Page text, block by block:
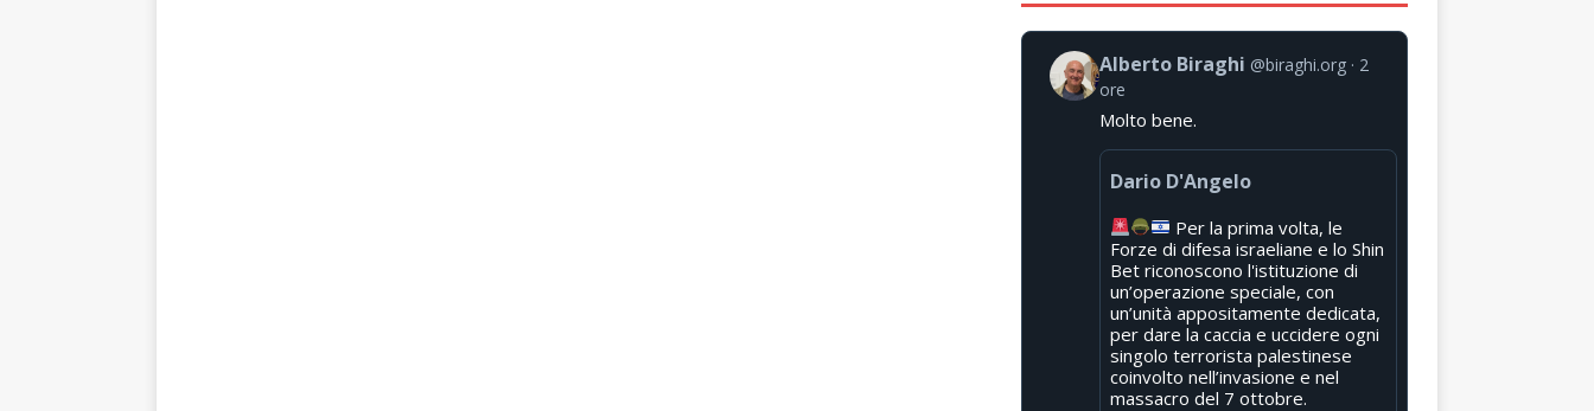
Alberto Biraghi @biraghi.org
2
ore
Molto bene.
Dario D'Angelo
Per la prima volta, le
Forze di difesa israeliane e lo Shin
Bet riconoscono l'istituzione di
un’operazione speciale, con
un’unità appositamente dedicata,
per dare la caccia e uccidere ogni
singolo terrorista palestinese
coinvolto nell’invasione e nel
massacro del 7 ottobre.